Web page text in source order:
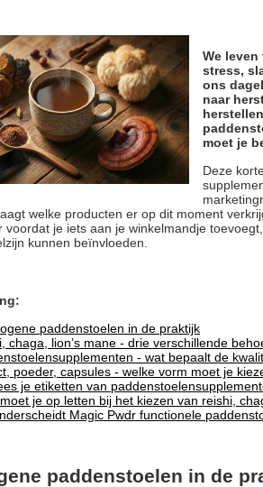
We
stress,
ons
naar
moet je
Deze
welke producten er op dit moment
voordat je iets aan je winkelmandje
kunnen beïnvloeden.
paddenstoelen in de praktijk
chaga, lion’s mane - drie verschillende
- wat bepaalt de
poeder, capsules - welke vorm moet je
je etiketten van
je op letten bij het kiezen van reishi,
Magic Pwdr functionele
paddenstoelen in de